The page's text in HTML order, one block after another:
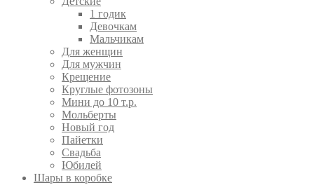
1 годик
Девочкам
Мальчикам
Для женщин
Для мужчин
Крещение
Круглые фотозоны
Мини до 10 т.р.
Мольберты
Новый год
Пайетки
Свадьба
Юбилей
Шары в коробке